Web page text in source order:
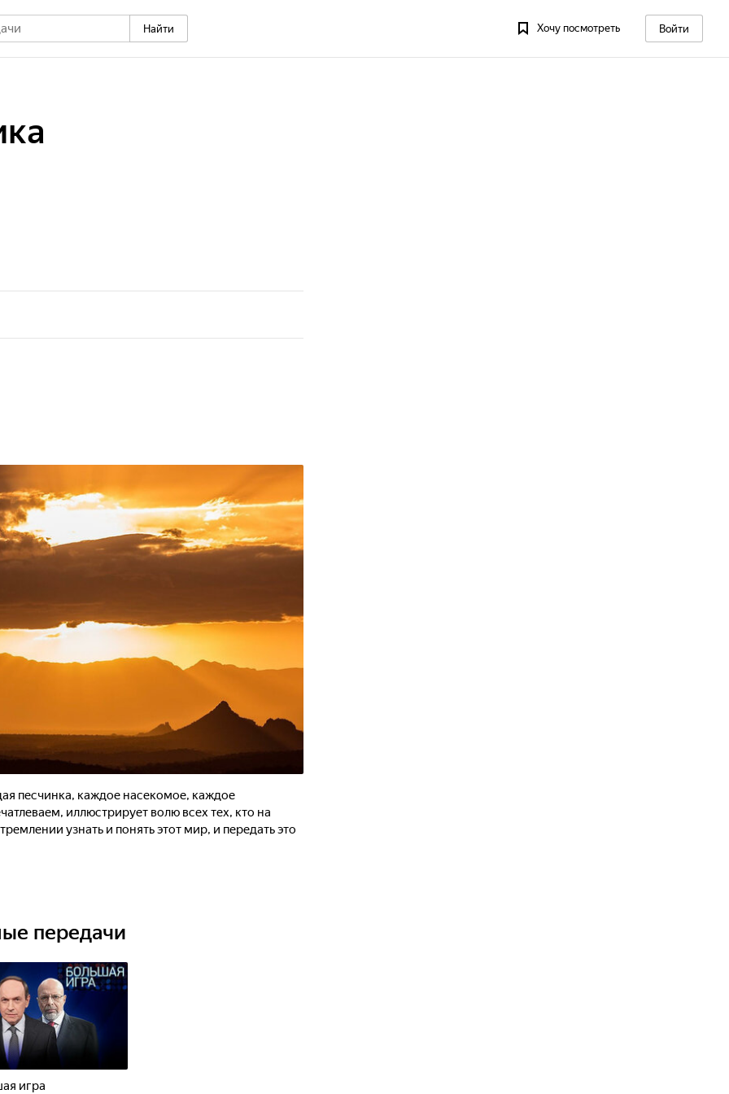
Найти Хочу посмотреть Войти
удивительный регион, богатый культурой,
песчинка, каждое насекомое, каждое
иллюстрирует волю всех тех, кто на
узнать и понять этот мир, и передать это
передачи
игра